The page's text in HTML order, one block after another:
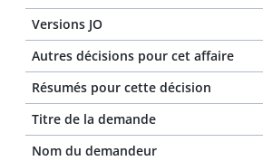
Versions JO
Autres décisions pour cet affaire
Résumés pour cette décision
Titre de la demande
Nom du demandeur